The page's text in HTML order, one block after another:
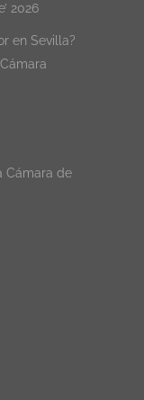
2026
en Sevilla?
Cámara de